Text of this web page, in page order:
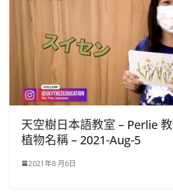
天空樹日本語教室 – Perlie​
植物名稱 – 2021-Aug-5
2021年8 月6日